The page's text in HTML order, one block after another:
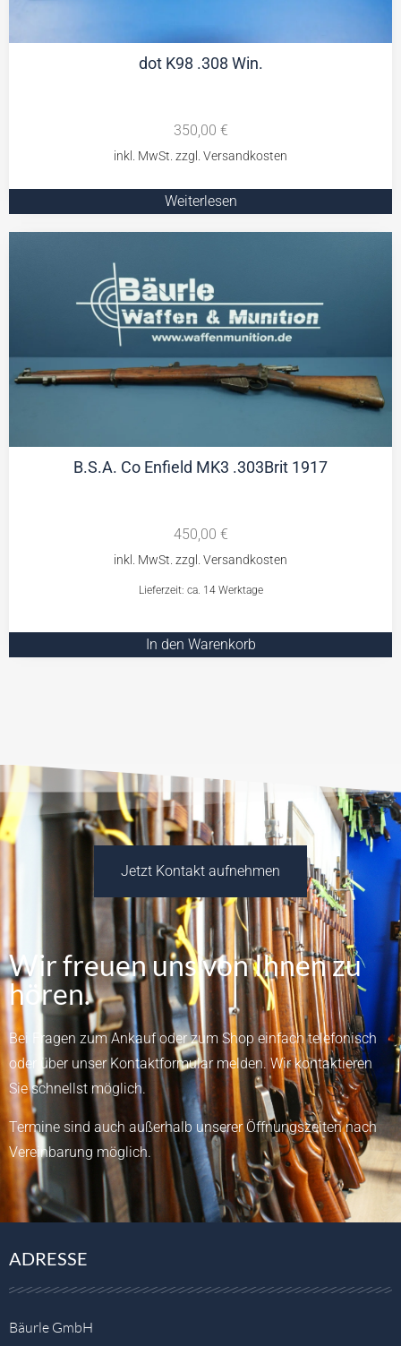
dot K98 .308 Win.
350,00 €
Weiterlesen
B.S.A. Co Enfield MK3 .303Brit 1917
450,00 €
Lieferzeit: ca. 14 Werktage
In den Warenkorb
Jetzt Kontakt aufnehmen
Wir freuen uns von Ihnen zu
hören.
Bei Fragen zum Ankauf oder zum Shop einfach telefonisch
oder über unser Kontaktformularmelden.Wir kontaktieren
Sie schnellst möglich.
Termine sind auch außerhalb unserer Öffnungszeiten nach
Vereinbarung möglich.
ADRESSE
Bäurle GmbH